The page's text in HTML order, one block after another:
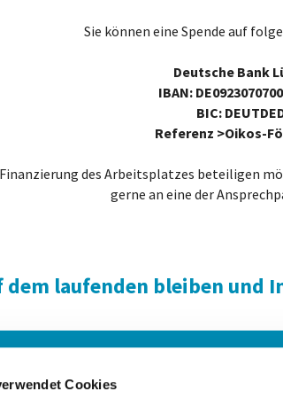
Cookies
Sie können eine Spende auf
Deutsche Bank
IBAN:
BIC:
Referenz >Oikos-
Finanzierung des Arbeitsplatzes beteiligen
gerne an eine der
dem laufenden bleiben und